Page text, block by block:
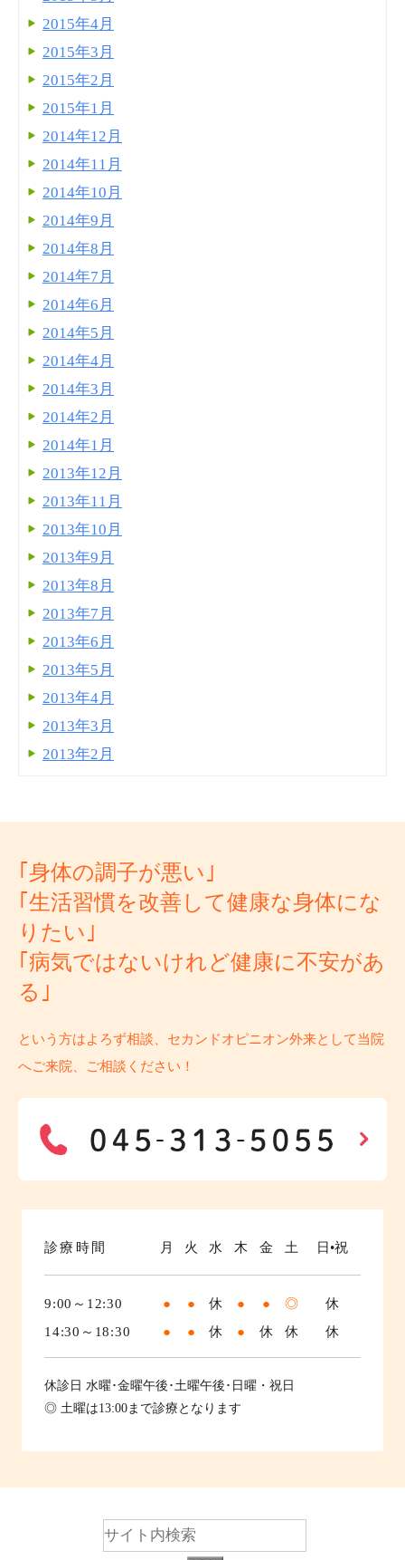
2015年4月
2015年3月
2015年2月
2015年1月
2014年12月
2014年11月
2014年10月
2014年9月
2014年8月
2014年7月
2014年6月
2014年5月
2014年4月
2014年3月
2014年2月
2014年1月
2013年12月
2013年11月
2013年10月
2013年9月
2013年8月
2013年7月
2013年6月
2013年5月
2013年4月
2013年3月
2013年2月
｢身体の調子が悪い｣
｢生活習慣を改善して健康な身体にな
りたい｣
｢病気ではないけれど健康に不安があ
る｣
という方はよろず相談、セカンドオピニオン外来として当院
へご来院、ご相談ください！
診療時間 月 火 水 木 金 土 日•祝
9:00～12:30 ● ● 休 ● ● ◎
休
14:30～18:30
● ● 休 ● 休 休 休
休診日 水曜･金曜午後･土曜午後･日曜・祝日
◎ 土曜は13:00まで診療となります